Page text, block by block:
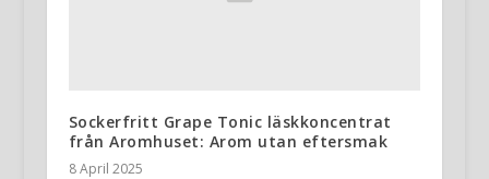
Sockerfritt Grape Tonic läskkoncentrat
från Aromhuset: Arom utan eftersmak
8 April 2025